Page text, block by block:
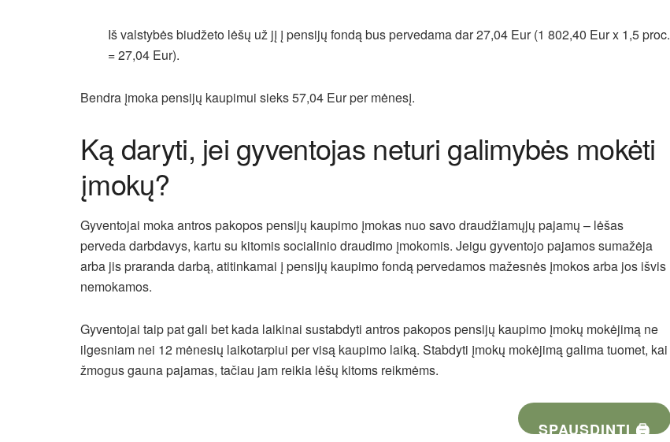
Iš valstybės biudžeto lėšų už jį į pensijų fondą bus pervedama dar 27,04 Eur (1 802,40 Eur x 1,5 proc.
= 27,04 Eur).
Bendra įmoka pensijų kaupimui sieks 57,04 Eur per mėnesį.
Ką daryti, jei gyventojas neturi galimybės mokėti
įmokų?
Gyventojai moka antros pakopos pensijų kaupimo įmokas nuo savo draudžiamųjų pajamų – lėšas
perveda darbdavys, kartu su kitomis socialinio draudimo įmokomis. Jeigu gyventojo pajamos sumažėja
arba jis praranda darbą, atitinkamai į pensijų kaupimo fondą pervedamos mažesnės įmokos arba jos išvis
nemokamos.
Gyventojai taip pat gali bet kada laikinai sustabdyti antros pakopos pensijų kaupimo įmokų mokėjimą ne
ilgesniam nei 12 mėnesių laikotarpiui per visą kaupimo laiką. Stabdyti įmokų mokėjimą galima tuomet, kai
žmogus gauna pajamas, tačiau jam reikia lėšų kitoms reikmėms.
SPAUSDINTI 🖨